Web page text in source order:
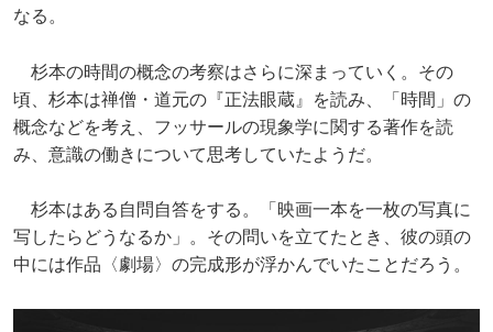
なる。
杉本の時間の概念の考察はさらに深まっていく。その
頃、杉本は禅僧・道元の『正法眼蔵』を読み、「時間」の
概念などを考え、フッサールの現象学に関する著作を読
み、意識の働きについて思考していたようだ。
杉本はある自問自答をする。「映画一本を一枚の写真に
写したらどうなるか」。その問いを立てたとき、彼の頭の
中には作品〈劇場〉の完成形が浮かんでいたことだろう。